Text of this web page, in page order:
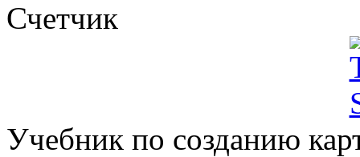
Счетчик
Учебник по созданию